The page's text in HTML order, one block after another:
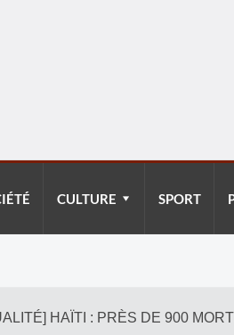
CULTURE SPORT
HAÏTI : PRÈS DE 900